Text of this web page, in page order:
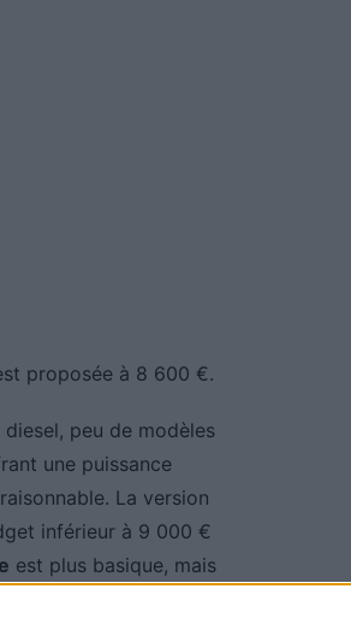
proposée à 8 600 €.
peu de modèles
une puissance
La version
inférieur à 9 000 €
est plus basique, mais